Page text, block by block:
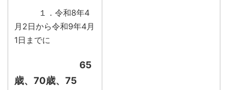
１．令和8年4
月2日から令和9年4月
1日までに
65
歳、70歳、75